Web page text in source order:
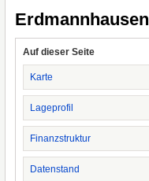
Erdmannhausen
Auf dieser Seite
Karte
Lageprofil
Finanzstruktur
Datenstand